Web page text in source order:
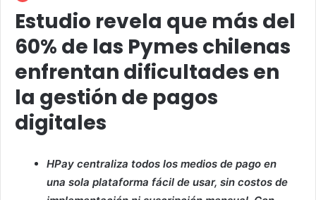
Estudio revela que más del
60% de las Pymes chilenas
enfrentan dificultades en
la gestión de pagos
digitales
HPay centraliza todos los medios de pago en
una sola plataforma fácil de usar, sin costos de